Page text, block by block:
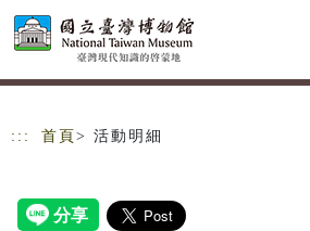
跳到主要內容
網站導覽
::: 首頁 > 活動明細